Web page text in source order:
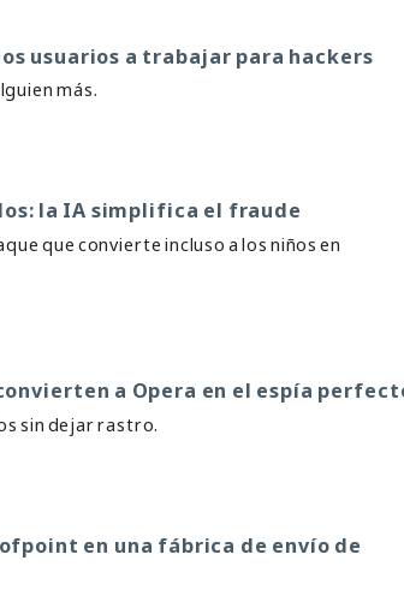
usuarios a trabajar para hackers
más.
la IA simplifica el fraude
que convierte incluso a los niños en
a Opera en el espía
sin dejar rastro.
en una fábrica de envío de